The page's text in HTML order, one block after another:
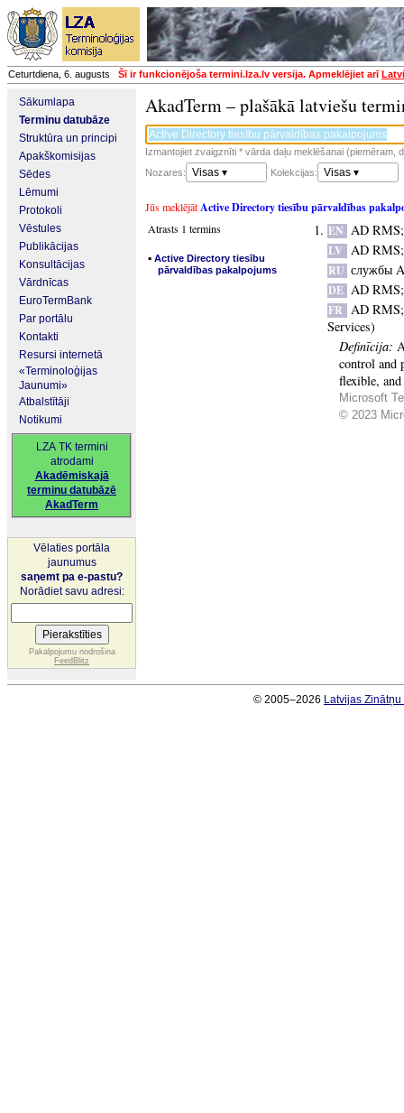
Ceturtdiena, 6. augusts Šī ir funkcionējoša termini.lza.lv versija. Apmeklējiet arī
Sākumlapa
Terminu datubāze
Struktūra un principi
Apakškomisijas
Sēdes
Lēmumi
Protokoli
Vēstules
Publikācijas
Konsultācijas
Vārdnīcas
EuroTermBank
Par portālu
Kontakti
Resursi internetā
«Terminoloģijas
Jaunumi»
Atbalstītāji
Notikumi
LZA TK termini
atrodami
Akadēmiskajā
terminu datubāzē
AkadTerm
Vēlaties portāla
jaunumus
saņemt pa e-pastu?
Norādiet savu adresi:
Pakalpojumu nodrošina
FeedBlitz
AkadTerm – plašākā latviešu
Izmantojiet zvaigznīti * vārda daļu meklēšanai (piemēram,
Nozares:
Visas ▾ Kolekcijas: Visas ▾
Jūs meklējātActive Directory tiesību pārvaldības
Atrasts 1 termins
▪ Active Directory tiesību
pārvaldības pakalpojums
EN AD RMS
LV AD RMS
RU службы
DE AD RMS
FR AD RMS
Services)
Definīcija:
control and
flexible,
Microsoft
© 2023
© 2005–2026 Latvijas